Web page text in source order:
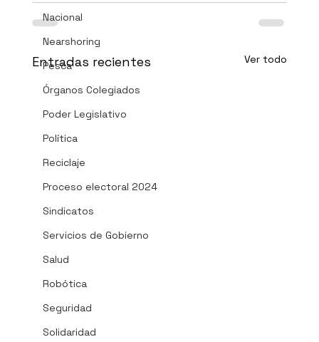
Nacional
Nearshoring
Pesca
Órganos Colegiados
Poder Legislativo
Política
Reciclaje
Proceso electoral 2024
Sindicatos
Servicios de Gobierno
Salud
Robótica
Seguridad
Solidaridad
Entradas recientes Ver todo